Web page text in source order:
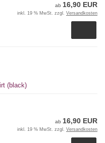
ab 16,90 EUR
inkl. 19 % MwSt. zzgl. Versandkosten
(black)
ab 16,90 EUR
inkl. 19 % MwSt. zzgl. Versandkosten